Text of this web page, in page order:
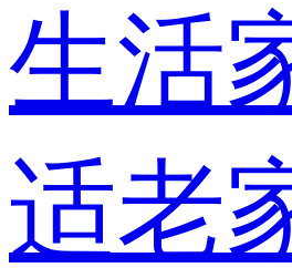
生活
适老